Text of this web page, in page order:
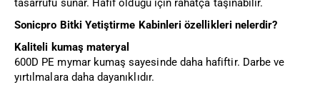
tasarrufu sunar. Hafif olduğu için rahatça taşınabilir.
Sonicpro Bitki Yetiştirme Kabinleri özellikleri nelerdir?
Kaliteli kumaş materyal
600D PE mymar kumaş sayesinde daha hafiftir. Darbe ve
yırtılmalara daha dayanıklıdır.